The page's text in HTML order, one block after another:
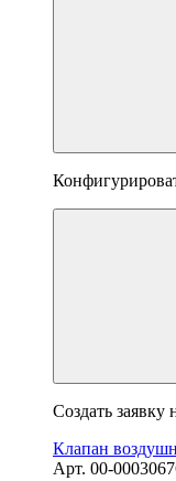
Создать заявку
Клапан
Арт. 00-